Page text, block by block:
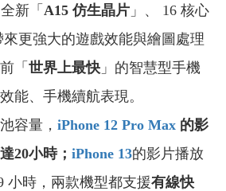
新「 A15 仿生晶片 」、 16 核心
更強大的遊戲效能與繪圖處理
「 世界上最快 」的智慧型手機
能、手機續航表現。
容量， iPhone 12 Pro Max 的影
20小時； iPhone 13的影片播放
小時，兩款機型都支援有線快